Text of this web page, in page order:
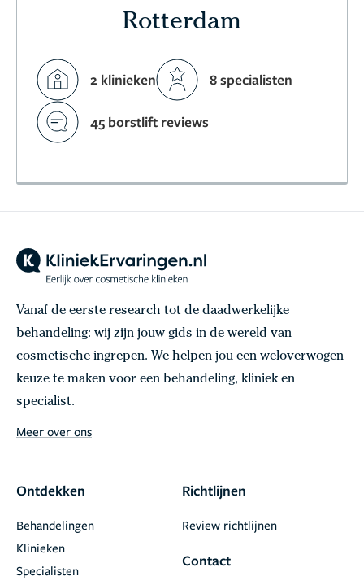
Rotterdam
2 klinieken 8 specialisten
45 borstlift reviews
Vanaf de eerste research tot de daadwerkelijke
behandeling: wij zijn jouw gids in de wereld van
cosmetische ingrepen. We helpen jou een weloverwogen
keuze te maken voor een behandeling, kliniek en
specialist.
Meer over ons
Ontdekken
Behandelingen
Klinieken
Specialisten
Richtlijnen
Review richtlijnen
Contact